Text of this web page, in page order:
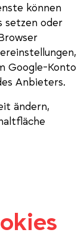
können
setzen oder
Google-Konto
Anbieters.
ändern,